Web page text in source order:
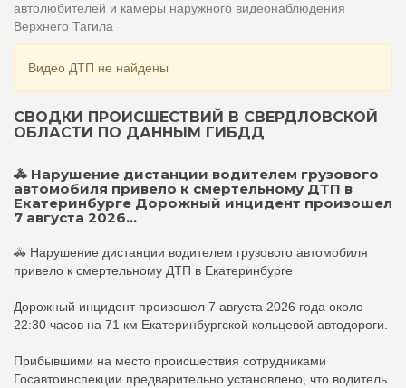
автолюбителей и камеры наружного видеонаблюдения
Верхнего Тагила
Видео ДТП не найдены
СВОДКИ ПРОИСШЕСТВИЙ В СВЕРДЛОВСКОЙ
ОБЛАСТИ ПО ДАННЫМ ГИБДД
🚓 Нарушение дистанции водителем грузового
автомобиля привело к смертельному ДТП в
Екатеринбурге Дорожный инцидент произошел
7 августа 2026...
🚓 Нарушение дистанции водителем грузового автомобиля
привело к смертельному ДТП в Екатеринбурге
Дорожный инцидент произошел 7 августа 2026 года около
22:30 часов на 71 км Екатеринбургской кольцевой автодороги.
Прибывшими на место происшествия сотрудниками
Госавтоинспекции предварительно установлено, что водитель